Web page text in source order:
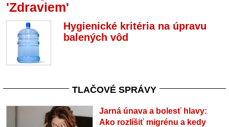
'Zdraviem'
Hygienické kritéria na úpravu
balených vôd
TLAČOVÉ SPRÁVY
Jarná únava a bolesť hlavy:
Ako rozlíšiť migrénu a kedy